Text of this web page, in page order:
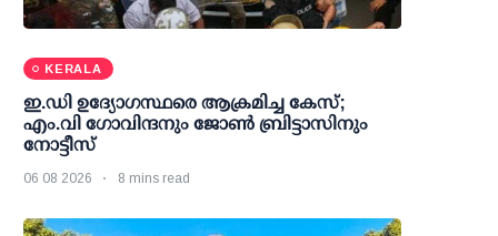
KERALA
ഇ.ഡി ഉദ്യോഗസ്ഥരെ ആക്രമിച്ച കേസ്;
എം.വി ഗോവിന്ദനും ജോണ്‍ ബ്രിട്ടാസിനും
നോട്ടീസ്
06 08 2026 8 mins read